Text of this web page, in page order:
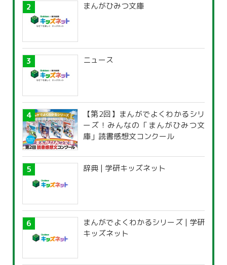
まんがひみつ文庫
ニュース
【第2回】まんがでよくわかるシリ
ーズ！みんなの「まんがひみつ文
庫」読書感想文コンクール
辞典 | 学研キッズネット
まんがでよくわかるシリーズ | 学研
キッズネット